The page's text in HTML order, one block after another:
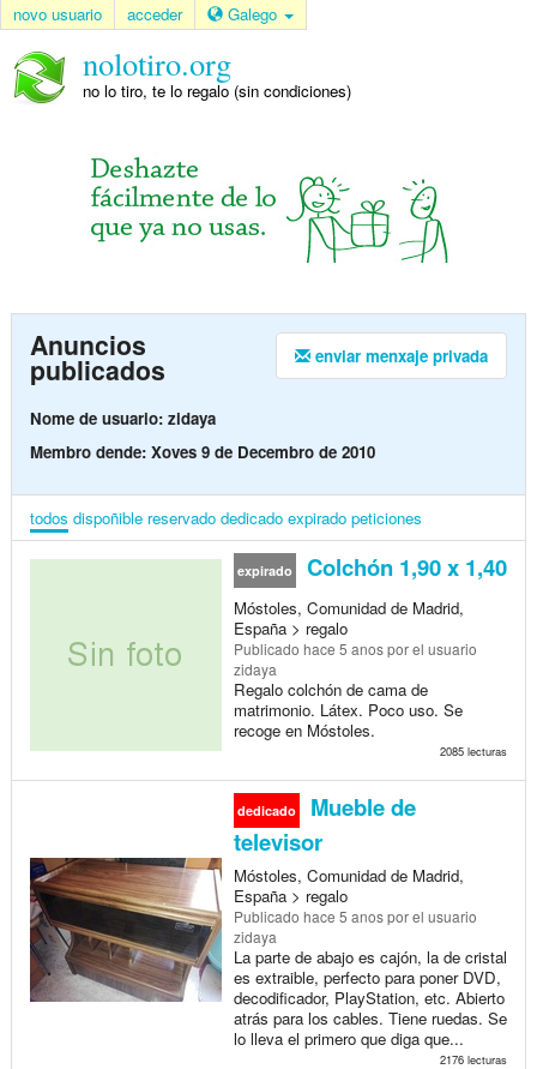
novo usuario acceder Galego
nolotiro.org
no lo tiro, te lo regalo (sin condiciones)
enviar menxaje privada
Anuncios
publicados
Nome de usuario: zidaya
Membro dende: Xoves 9 de Decembro de 2010
todos dispoñible reservado dedicado expirado peticiones
expirado Colchón 1,90 x 1,40
Móstoles, Comunidad de Madrid,
España > regalo
Publicado hace 5 anospor el usuario
zidaya
Regalo colchón de cama de
matrimonio. Látex. Poco uso. Se
recoge en Móstoles.
2085 lecturas
dedicado
Mueble de
televisor
Móstoles, Comunidad de Madrid,
España > regalo
Publicado hace 5 anospor el usuario
zidaya
La parte de abajo es cajón, la de cristal
es extraible, perfecto para poner DVD,
decodificador, PlayStation, etc. Abierto
atrás para los cables. Tiene ruedas. Se
lo lleva el primero que diga que...
2176 lecturas